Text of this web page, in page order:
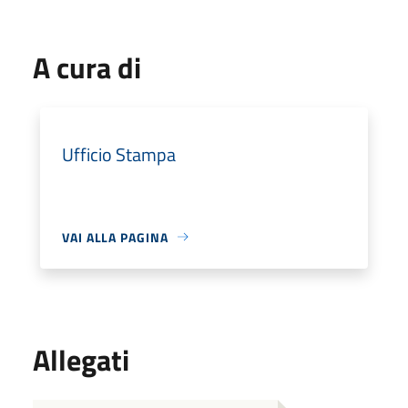
A cura di
Ufficio Stampa
VAI ALLA PAGINA
Allegati